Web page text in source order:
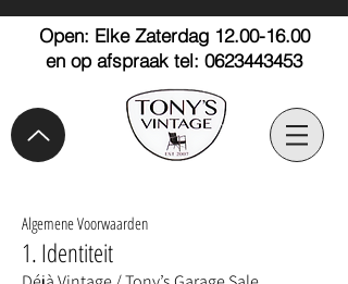
Open: Elke Zaterdag 12.00-16.00
en op afspraak tel: 0623443453
Algemene Voorwaarden
1. Identiteit